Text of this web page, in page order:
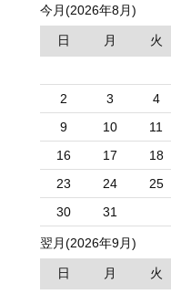
今月(2026年8月)
日 月 火
2
3 4
9
10 11
16
17 18
23
24 25
30
31
翌月(2026年9月)
日 月 火